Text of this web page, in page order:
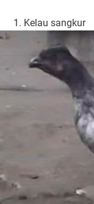
1. Kelau sangkur